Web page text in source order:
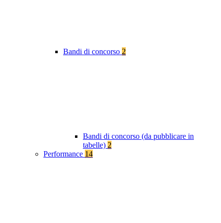
Bandi di concorso 2
Bandi di concorso (da pubblicare in
tabelle) 2
Performance 14